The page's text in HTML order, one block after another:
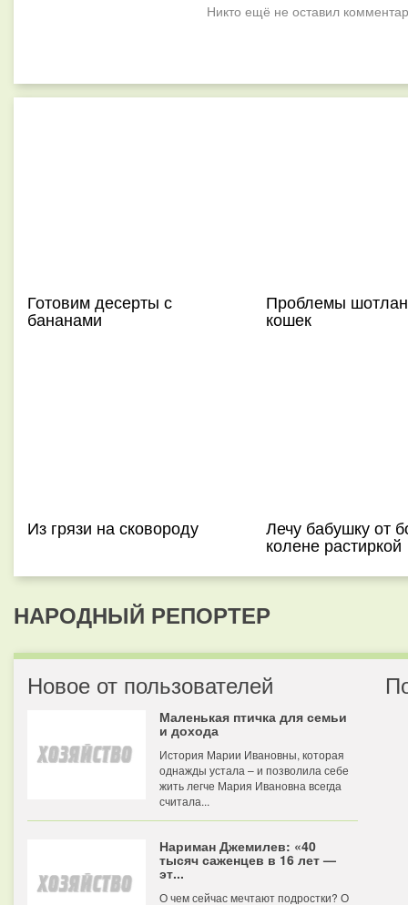
Никто ещё не оставил
Готовим десерты с
бананами
Проблемы
кошек
Из грязи на сковороду Лечу бабушку от
колене растиркой
НАРОДНЫЙ РЕПОРТЕР
Новое от пользователей
Маленькая птичка для семьи
и дохода
История Марии Ивановны, которая
однажды устала – и позволила себе
жить легче Мария Ивановна всегда
считала...
Нариман Джемилев: «40
тысяч саженцев в 16 лет —
эт...
О чем сейчас мечтают подростки? О